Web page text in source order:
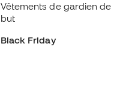
Vêtements de gardien de
but
Black Friday